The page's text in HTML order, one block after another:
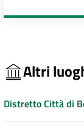
Altri
Distretto Città di